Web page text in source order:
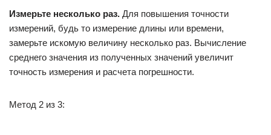
Измерьте несколько раз. Для повышения точности
измерений, будь то измерение длины или времени,
замерьте искомую величину несколько раз. Вычисление
среднего значения из полученных значений увеличит
точность измерения и расчета погрешности.
Метод 2 из 3: